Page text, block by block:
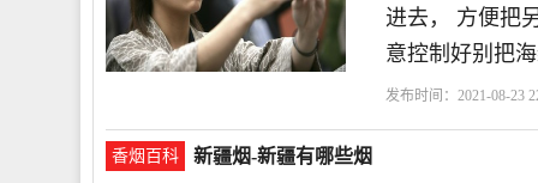
进去， 方便把
意控制好别把
发布时间：2021-08-23
香烟百科 新疆烟-新疆有哪些烟